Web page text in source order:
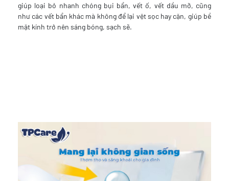
giúp loại bỏ nhanh chóng bụi bẩn, vết ố, vết dầu mỡ, cũng
như các vết bẩn khác mà không để lại vệt sọc hay cặn, giúp bề
mặt kính trở nên sáng bóng, sạch sẽ.